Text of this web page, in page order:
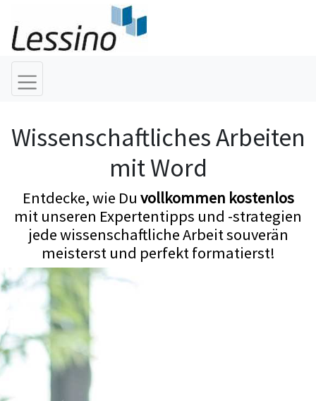
Wissenschaftliches Arbeiten
mit Word
Entdecke, wie Du vollkommen kostenlos
mit unseren Expertentipps und -strategien
jede wissenschaftliche Arbeit souverän
meisterst und perfekt formatierst!